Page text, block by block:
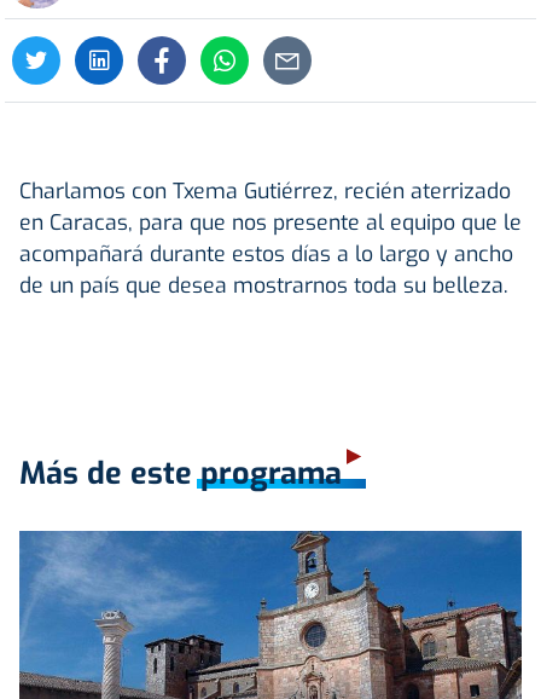
Charlamos con Txema Gutiérrez, recién aterrizado
en Caracas, para que nos presente al equipo que le
acompañará durante estos días a lo largo y ancho
de un país que desea mostrarnos toda su belleza.
Más de este programa